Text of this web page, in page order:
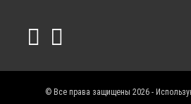
© Все права защищены 2026 -